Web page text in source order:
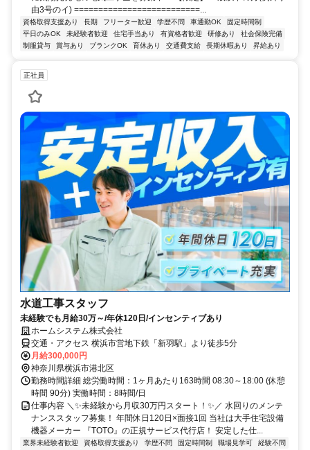
由3号のイ) ==========================...
資格取得支援あり 長期 フリーター歓迎 学歴不問 車通勤OK
固定時間制
平日のみOK
未経験者歓迎 住宅手当あり 有資格者歓迎 研修あり
社会保険完備
制服貸与
賞与あり ブランクOK 育休あり 交通費支給 長期休暇あり 昇給あり
正社員
水道工事スタッフ
未経験でも月給30万～/年休120日/インセンティブあり
ホームシステム株式会社
交通・アクセス 横浜市営地下鉄「新羽駅」より徒歩5分
月給300,000円
神奈川県横浜市港北区
勤務時間詳細 総労働時間：1ヶ月あたり163時間 08:30～18:00 (休憩
時間 90分) 実働時間：8時間/日
仕事内容 ＼✨️未経験から月収30万円スタート！✨️／ 水回りのメンテ
ナンススタッフ募集！ 年間休日120日×面接1回 当社は大手住宅設備
機器メーカー 『TOTO』の正規サービス代行店！ 安定した仕...
業界未経験者歓迎 資格取得支援あり 学歴不問 固定時間制 職場見学可
経験不問